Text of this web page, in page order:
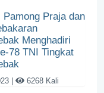
Pamong Praja dan
Menghadiri
78 TNI Tingkat
| 6268 Kali